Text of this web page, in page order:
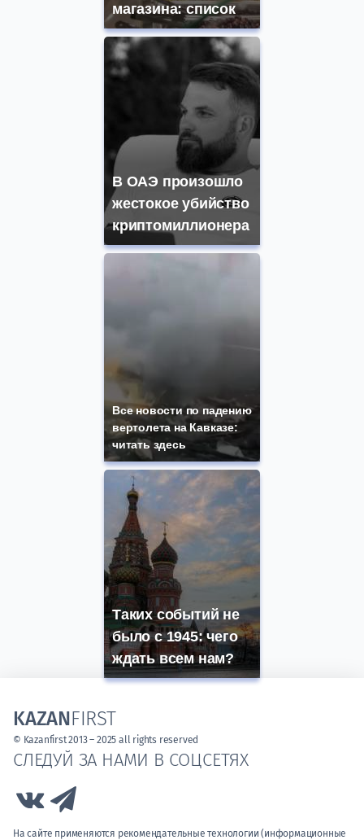
магазина: список
В ОАЭ произошло
жестокое убийство
криптомиллионера
Все новости по падению
вертолета на Кавказе:
читать здесь
Таких событий не
было с 1945: чего
ждать всем нам?
СЛЕДУЙ ЗА НАМИ В СОЦСЕТЯХ
Link to Vk
На сайте применяются рекомендательные технологии (информационные
KAZANFIRST
© Kazanfirst 2013 – 2025 all rights reserved